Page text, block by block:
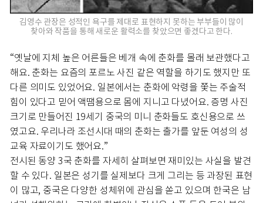
김영수 관장은 성적인 욕구를 제대로 표현하지 못하는 부부들이 많이
찾아와 작품을 통해 새로운 활력소를 찾았으면 좋겠다고 한다.
“옛날에 지체 높은 어른들은 베개 속에 춘화를 몰래 보관했다고
해요. 춘화는 요즘의 포르노 사진 같은 역할을 하기도 했지만 또
다른 의미도 있었어요. 일본에서는 춘화에 악령을 쫓는 주술적
힘이 있다고 믿어 액땜용으로 몸에 지니고 다녔어요. 증명 사진
크기로 만들어진 19세기 중국의 미니 춘화들도 호신용으로 쓰
였고요. 우리나라 조선시대 때의 춘화는 출가를 앞둔 여성의 성
교육 자료이기도 했어요.”
전시된 동양 3국 춘화를 자세히 살펴보면 재미있는 사실을 발견
할 수 있다. 일본은 성기를 실제보다 크게 그리는 등 과장된 표현
이 많고, 중국은 다양한 성체위에 관심을 쏟고 있으며 한국은 남